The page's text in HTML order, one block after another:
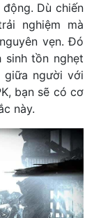
Dù chiến
nghiệm mà
vẹn. Đó
sinh tồn nghẹt
giữa người với
bạn sẽ có cơ
này.